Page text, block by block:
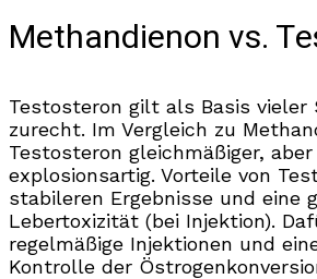
Methandienon vs.
Testosteron gilt als Basis vieler
zurecht. Im Vergleich zu
Testosteron gleichmäßiger,
explosionsartig. Vorteile von
stabileren Ergebnisse und eine
Lebertoxizität (bei Injektion).
regelmäßige Injektionen und
Kontrolle der